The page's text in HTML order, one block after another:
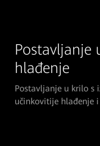
Postavljanje
hlađenje
Postavljanje u krilo s
učinkovitije hlađenje